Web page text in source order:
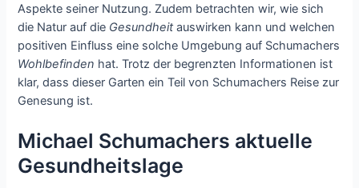
Aspekte seiner Nutzung. Zudem betrachten wir, wie sich
die Natur auf die Gesundheitauswirken kann und welchen
positiven Einfluss eine solche Umgebung auf Schumachers
Wohlbefinden hat. Trotz der begrenzten Informationen ist
klar, dass dieser Garten ein Teil von Schumachers Reise zur
Genesung ist.
Michael Schumachers aktuelle
Gesundheitslage